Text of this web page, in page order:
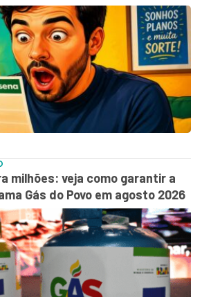
milhões: veja como garantir a
Gás do Povo em agosto 2026